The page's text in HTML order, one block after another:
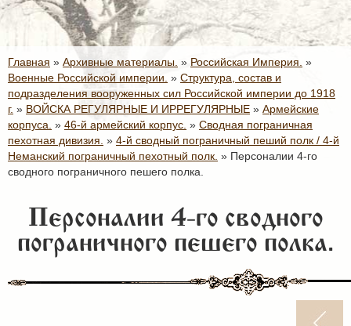
Главная » Архивные материалы. » Российская Империя. »
Военные Российской империи. » Структура, состав и
подразделения вооруженных сил Российской империи до 1918
г. » ВОЙСКА РЕГУЛЯРНЫЕ И ИРРЕГУЛЯРНЫЕ » Армейские
корпуса. » 46-й армейский корпус. » Сводная пограничная
пехотная дивизия. » 4-й сводный пограничный пеший полк / 4-й
Неманский пограничный пехотный полк. » Персоналии 4-го
сводного пограничного пешего полка.
Персоналии 4-го сводного
пограничного пешего полка.